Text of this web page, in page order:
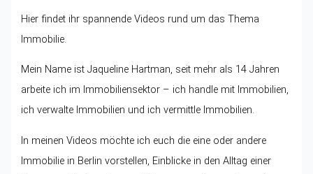
Hier findet ihr spannende Videos rund um das Thema
Immobilie.
Mein Name ist Jaqueline Hartman, seit mehr als 14 Jahren
arbeite ich im Immobiliensektor – ich handle mit Immobilien,
ich verwalte Immobilien und ich vermittle Immobilien.
In meinen Videos möchte ich euch die eine oder andere
Immobilie in Berlin vorstellen, Einblicke in den Alltag einer